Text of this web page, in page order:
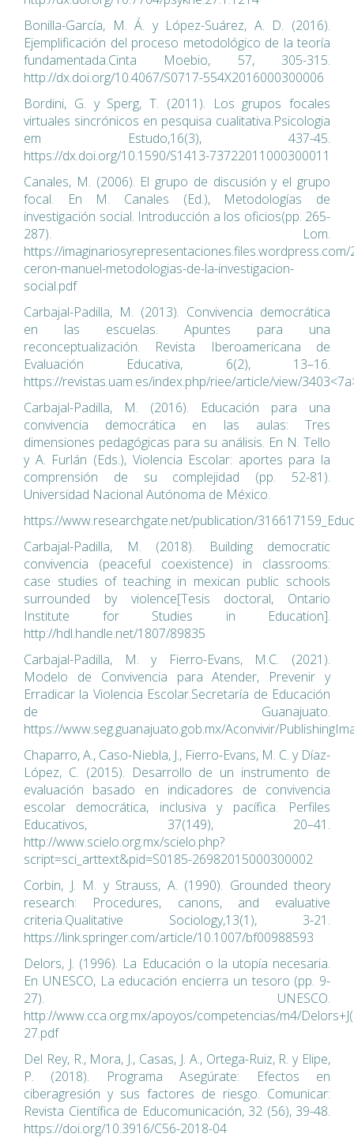
Bonilla-García, M. Á. y López-Suárez, A. D. (2016).
Ejemplificación del proceso metodológico de la teoría
fundamentada.Cinta Moebio, 57, 305-315.
http://dx.doi.org/10.4067/S0717-554X2016000300006
Bordini, G. y Sperg, T. (2011). Los grupos focales
virtuales sincrónicos en pesquisa cualitativa.Psicologia
em Estudo,16(3), 437-45.
https://dx.doi.org/10.1590/S1413-73722011000300011
Canales, M. (2006). El grupo de discusión y el grupo
focal. En M. Canales (Ed.), Metodologías de
investigación social. Introducción a los oficios(pp. 265-
287). Lom.
https://
ceron-manuel-metodologias-de-la-investigacion-
social.pdf
Carbajal-Padilla, M. (2013). Convivencia democrática
en las escuelas. Apuntes para una
reconceptualización. Revista Iberoamericana de
Evaluación Educativa, 6(2), 13–16.
https://revistas.uam.es/index.php/riee/article/view/
Carbajal-Padilla, M. (2016). Educación para una
convivencia democrática en las aulas: Tres
dimensiones pedagógicas para su análisis. En N. Tello
y A. Furlán (Eds.), Violencia Escolar: aportes para la
comprensión de su complejidad (pp. 52-81).
Universidad Nacional Autónoma de México.
https://www.researchgate.net/publication/
Carbajal-Padilla, M. (2018). Building democratic
convivencia (peaceful coexistence) in classrooms:
case studies of teaching in mexican public schools
surrounded by violence[Tesis doctoral, Ontario
Institute for Studies in Education].
http://hdl.handle.net/1807/89835
Carbajal-Padilla, M. y Fierro-Evans, M.C. (2021).
Modelo de Convivencia para Atender, Prevenir y
Erradicar la Violencia Escolar.Secretaría de Educación
de Guanajuato.
https://www.seg.guanajuato.gob.mx/Aconvivir/
Chaparro, A., Caso-Niebla, J., Fierro-Evans, M. C. y Díaz-
López, C. (2015). Desarrollo de un instrumento de
evaluación basado en indicadores de convivencia
escolar democrática, inclusiva y pacífica. Perfiles
Educativos, 37(149), 20–41.
http://www.scielo.org.mx/scielo.php?
script=sci_arttext&pid=S0185-26982015000300002
Corbin, J. M. y Strauss, A. (1990). Grounded theory
research: Procedures, canons, and evaluative
criteria.Qualitative Sociology,13(1), 3-21.
https://link.springer.com/article/10.1007/bf00988593
Delors, J. (1996). La Educación o la utopía necesaria.
En UNESCO, La educación encierra un tesoro (pp. 9-
27). UNESCO.
http://www.cca.org.mx/apoyos/competencias/m4/
27.pdf
Del Rey, R., Mora, J., Casas, J. A., Ortega-Ruiz, R. y Elipe,
P. (2018). Programa Asegúrate: Efectos en
ciberagresión y sus factores de riesgo. Comunicar:
Revista Científica de Educomunicación, 32 (56), 39-48.
https://doi.org/10.3916/C56-2018-04